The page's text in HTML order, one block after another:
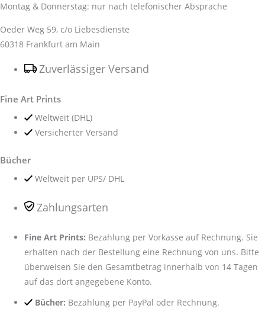
Montag & Donnerstag: nur nach telefonischer Absprache
Oeder Weg 59, c/o Liebesdienste
60318 Frankfurt am Main
Zuverlässiger Versand
Fine Art Prints
Weltweit (DHL)
Versicherter Versand
Bücher
Weltweit per UPS/ DHL
Zahlungsarten
Fine Art Prints: Bezahlung per Vorkasse auf Rechnung. Sie
erhalten nach der Bestellung eine Rechnung von uns. Bitte
überweisen Sie den Gesamtbetrag innerhalb von 14 Tagen
auf das dort angegebene Konto.
Bücher: Bezahlung per PayPal oder Rechnung.